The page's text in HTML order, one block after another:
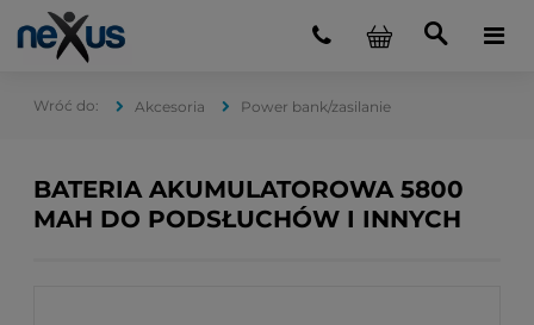
Akcesoria Power bank/zasilanie
BATERIA AKUMULATOROWA 5800
MAH DO PODSŁUCHÓW I INNYCH